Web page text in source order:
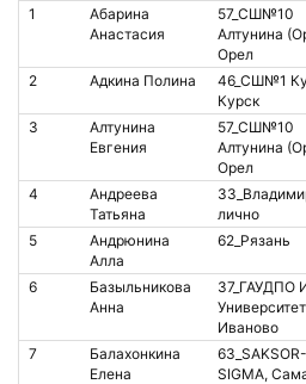
1
Абарина
Анастасия
57_СШ№10
Алтунина
Орел
2 Адкина Полина
46_СШ№1
Курск
3
Алтунина
Евгения
57_СШ№10
Алтунина
Орел
4
Андреева
Татьяна
лично
5
Андрюнина
Алла
62_Рязань
6
Базыльникова
Анна
37_ГАУДПО
Иваново
7
Балахонкина
Елена
63_SAKSOR-
SIGMA,